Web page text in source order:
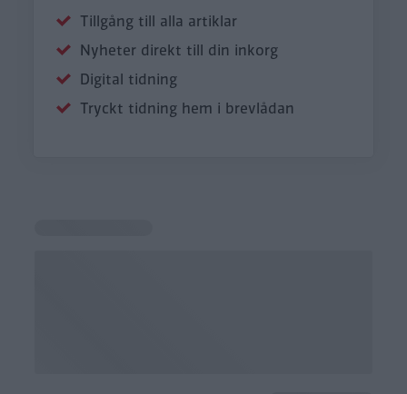
Tillgång till alla artiklar
Nyheter direkt till din inkorg
Digital tidning
Tryckt tidning hem i brevlådan